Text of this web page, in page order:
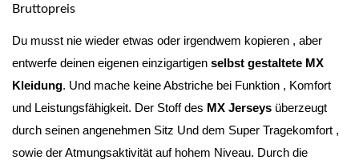
Bruttopreis
Du musst nie wieder etwas oder irgendwem kopieren , aber
entwerfe deinen eigenen einzigartigen selbst gestaltete MX
Kleidung. Und mache keine Abstriche bei Funktion , Komfort
und Leistungsfähigkeit. Der Stoff des MX Jerseys überzeugt
durch seinen angenehmen Sitz Und dem Super Tragekomfort ,
sowie der Atmungsaktivität auf hohem Niveau. Durch die